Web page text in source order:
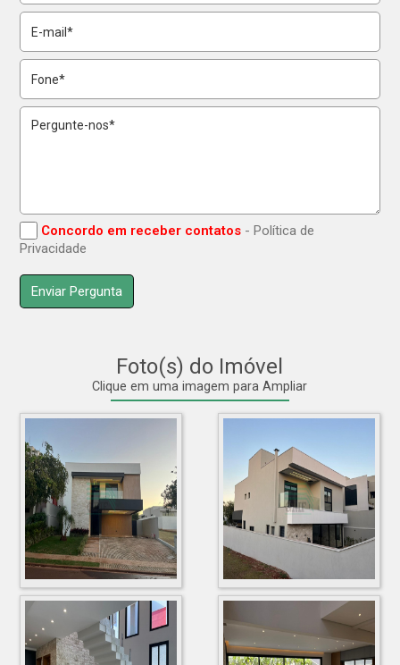
Concordo em receber contatos - Política de
Privacidade
Foto(s) do Imóvel
Clique em uma imagem para Ampliar